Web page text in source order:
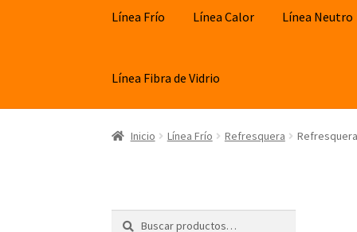
Línea Frío Línea Calor Línea Neutro
Línea Fibra de Vidrio
Inicio Línea Frío Refresquera
Buscar
Buscar